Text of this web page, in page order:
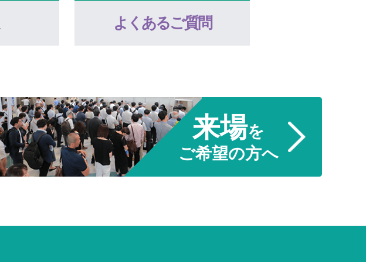
よくあるご質問
来場を
ご希望の方へ